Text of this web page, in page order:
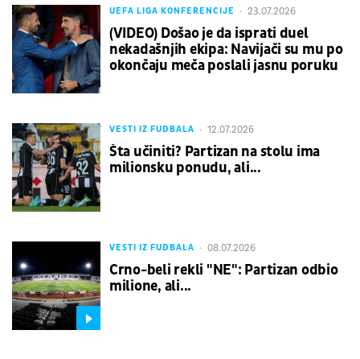
UEFA LIGA KONFERENCIJE 23.07.2026
(VIDEO) Došao je da isprati duel
nekadašnjih ekipa: Navijači su mu po
okončaju meča poslali jasnu poruku
VESTI IZ FUDBALA 12.07.2026
Šta učiniti? Partizan na stolu ima
milionsku ponudu, ali...
VESTI IZ FUDBALA 08.07.2026
Crno-beli rekli "NE": Partizan odbio
milione, ali...